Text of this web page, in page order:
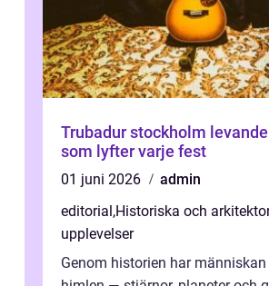
Trubadur stockholm levande musik
som lyfter varje fest
01 juni 2026
admin
editorial,Historiska och
upplevelser
Genom historien har